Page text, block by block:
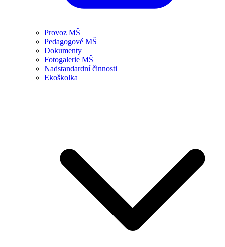
Provoz MŠ
Pedagogové MŠ
Dokumenty
Fotogalerie MŠ
Nadstandardní činnosti
Ekoškolka